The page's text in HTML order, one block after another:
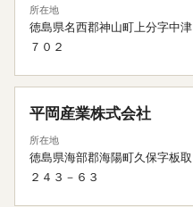
所在地
徳島県名西郡神山町上分字中津
７０２
平岡産業株式会社
所在地
徳島県海部郡海陽町久保字板取
２４３－６３